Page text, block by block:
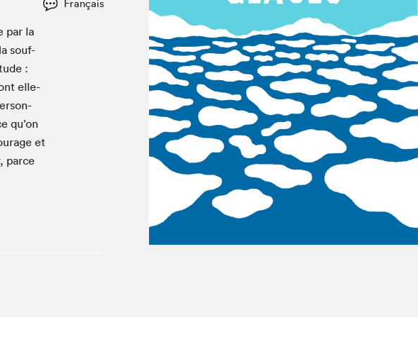
À propos du Salon
Liste des exposant·e·s
Liste des auteur·rice·s
Français
par la
souf­
:
elle-
qu’on
et
parce